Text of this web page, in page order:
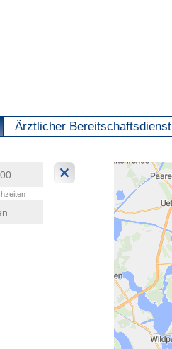
Ärztlicher Bereitschaftsdienst